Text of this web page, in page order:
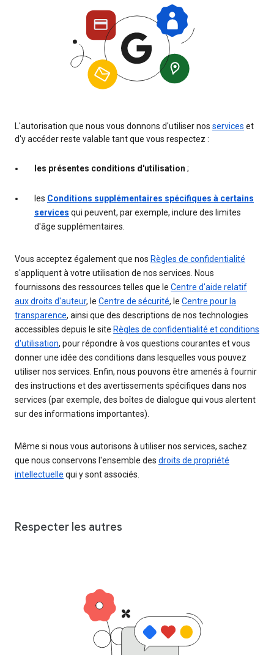
L'autorisation que nous vous donnons d'utiliser nos services et
d'y accéder reste valable tant que vous respectez :
les présentes conditions d'utilisation ;
les Conditions supplémentaires spécifiques à certains
services qui peuvent, par exemple, inclure des limites
d'âge supplémentaires.
Vous acceptez également que nos Règles de confidentialité
s'appliquent à votre utilisation de nos services. Nous
fournissons des ressources telles que le Centre d'aide relatif
aux droits d'auteur, le Centre de sécurité, le Centre pour la
transparence, ainsi que des descriptions de nos technologies
accessibles depuis le site Règles de confidentialité et conditions
d'utilisation, pour répondre à vos questions courantes et vous
donner une idée des conditions dans lesquelles vous pouvez
utiliser nos services. Enfin, nous pouvons être amenés à fournir
des instructions et des avertissements spécifiques dans nos
services (par exemple, des boîtes de dialogue qui vous alertent
sur des informations importantes).
Même si nous vous autorisons à utiliser nos services, sachez
que nous conservons l'ensemble des droits de propriété
intellectuelle qui y sont associés.
Respecter les autres